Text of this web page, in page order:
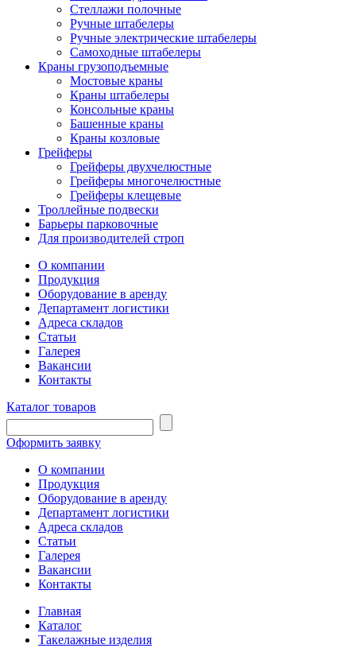
Cтеллажи полочные
Ручные штабелеры
Ручные электрические штабелеры
Самоходные штабелеры
Краны грузоподъемные
Мостовые краны
Краны штабелеры
Консольные краны
Башенные краны
Краны козловые
Грейферы
Грейферы двухчелюстные
Грейферы многочелюстные
Грейферы клещевые
Троллейные подвески
Барьеры парковочные
Для производителей строп
О компании
Продукция
Оборудование в аренду
Департамент логистики
Адреса складов
Статьи
Галерея
Вакансии
Контакты
Каталог товаров
Оформить заявку
О компании
Продукция
Оборудование в аренду
Департамент логистики
Адреса складов
Статьи
Галерея
Вакансии
Контакты
Главная
Каталог
Такелажные изделия